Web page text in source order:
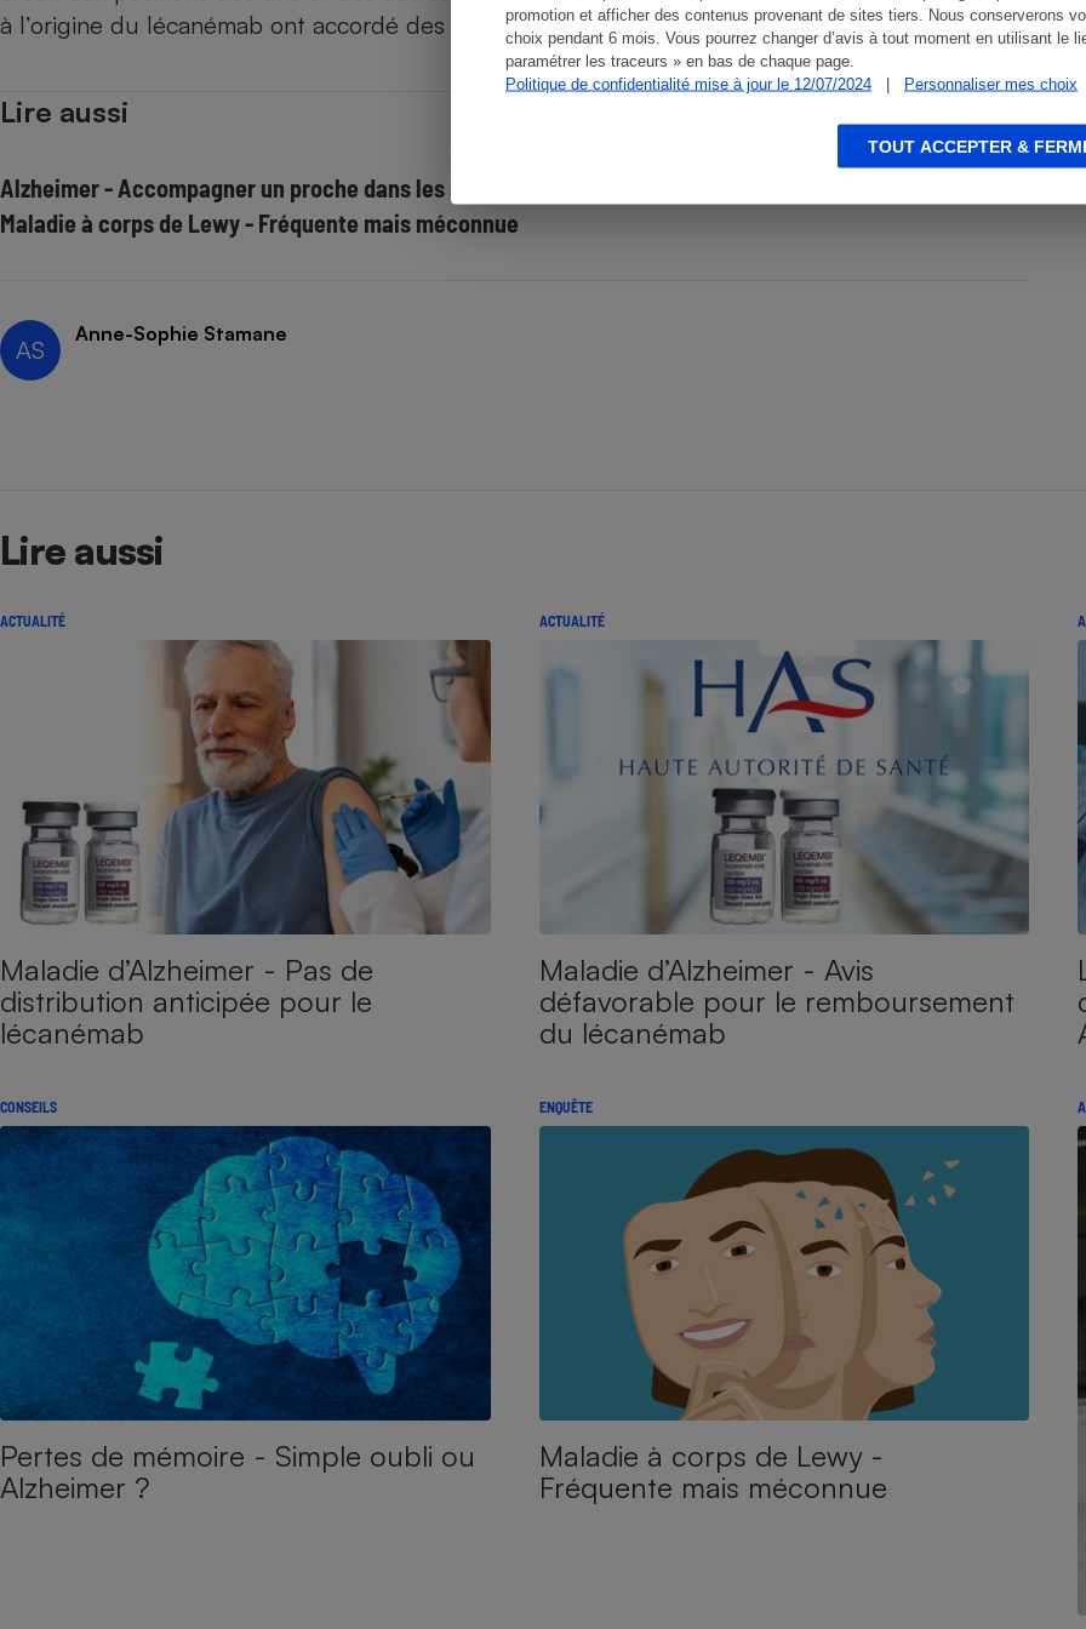
promotion et afficher des contenus provenant de sites tiers. Nous conserverons
choix pendant 6 mois. Vous pourrez changer d’avis à tout moment en utilisant le
paramétrer les traceurs » en bas de chaque page.
Politique de confidentialité mise à jour le 12/07/2024
| Personnaliser mes choix
TOUT ACCEPTER &
à l’origine du lécanémab ont accordé des financements ces dernières années…
Lire aussi
Alzheimer - Accompagner un proche dans les soins
Maladie à corps de Lewy - Fréquente mais méconnue
AS
Anne-Sophie Stamane
Lire aussi
ACTUALITÉ
Maladie d’Alzheimer - Pas de
distribution anticipée pour le
lécanémab
ACTUALITÉ
Maladie d’Alzheimer - Avis
défavorable pour le remboursement
du lécanémab
CONSEILS
Pertes de mémoire - Simple oubli ou
Alzheimer ?
ENQUÊTE
Maladie à corps de Lewy -
Fréquente mais méconnue